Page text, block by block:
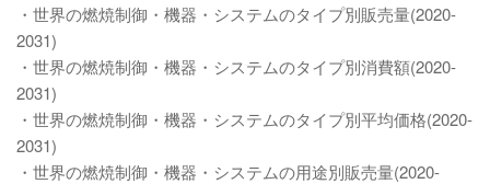
・世界の燃焼制御・機器・システムのタイプ別販売量(2020-
2031)
・世界の燃焼制御・機器・システムのタイプ別消費額(2020-
2031)
・世界の燃焼制御・機器・システムのタイプ別平均価格(2020-
2031)
・世界の燃焼制御・機器・システムの用途別販売量(2020-